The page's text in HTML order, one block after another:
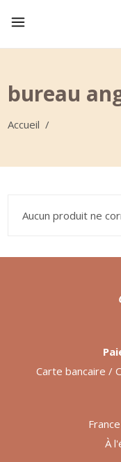
bureau
Accueil /
Aucun produit ne
Carte bancaire /
À